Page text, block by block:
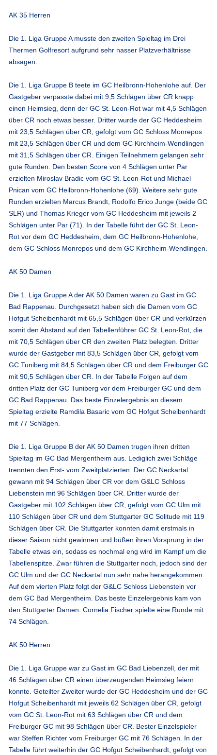
AK 35 Herren
Die 1. Liga Gruppe A musste den zweiten Spieltag im Drei
Thermen Golfresort aufgrund sehr nasser Platzverhältnisse
absagen.
Die 1. Liga Gruppe B teete im GC Heilbronn-Hohenlohe auf. Der
Gastgeber verpasste dabei mit 9,5 Schlägen über CR knapp
einen Heimsieg, denn der GC St. Leon-Rot war mit 4,5 Schlägen
über CR noch etwas besser. Dritter wurde der GC Heddesheim
mit 23,5 Schlägen über CR, gefolgt vom GC Schloss Monrepos
mit 23,5 Schlägen über CR und dem GC Kirchheim-Wendlingen
mit 31,5 Schlägen über CR. Einigen Teilnehmern gelangen sehr
gute Runden. Den besten Score von 4 Schlägen unter Par
erzielten Miroslav Bradic vom GC St. Leon-Rot und Michael
Pnican vom GC Heilbronn-Hohenlohe (69). Weitere sehr gute
Runden erzielten Marcus Brandt, Rodolfo Erico Junge (beide GC
SLR) und Thomas Krieger vom GC Heddesheim mit jeweils 2
Schlägen unter Par (71). In der Tabelle führt der GC St. Leon-
Rot vor dem GC Heddesheim, dem GC Heilbronn-Hohenlohe,
dem GC Schloss Monrepos und dem GC Kirchheim-Wendlingen.
AK 50 Damen
Die 1. Liga Gruppe A der AK 50 Damen waren zu Gast im GC
Bad Rappenau. Durchgesetzt haben sich die Damen vom GC
Hofgut Scheibenhardt mit 65,5 Schlägen über CR und verkürzen
somit den Abstand auf den Tabellenführer GC St. Leon-Rot, die
mit 70,5 Schlägen über CR den zweiten Platz belegten. Dritter
wurde der Gastgeber mit 83,5 Schlägen über CR, gefolgt vom
GC Tuniberg mit 84,5 Schlägen über CR und dem Freiburger GC
mit 90,5 Schlägen über CR. In der Tabelle Folgen auf dem
dritten Platz der GC Tuniberg vor dem Freiburger GC und dem
GC Bad Rappenau. Das beste Einzelergebnis an diesem
Spieltag erzielte Ramdila Basaric vom GC Hofgut Scheibenhardt
mit 77 Schlägen.
Die 1. Liga Gruppe B der AK 50 Damen trugen ihren dritten
Spieltag im GC Bad Mergentheim aus. Lediglich zwei Schläge
trennten den Erst- vom Zweitplatzierten. Der GC Neckartal
gewann mit 94 Schlägen über CR vor dem G&LC Schloss
Liebenstein mit 96 Schlägen über CR. Dritter wurde der
Gastgeber mit 102 Schlägen über CR, gefolgt vom GC Ulm mit
110 Schlägen über CR und dem Stuttgarter GC Solitude mit 119
Schlägen über CR. Die Stuttgarter konnten damit erstmals in
dieser Saison nicht gewinnen und büßen ihren Vorsprung in der
Tabelle etwas ein, sodass es nochmal eng wird im Kampf um die
Tabellenspitze. Zwar führen die Stuttgarter noch, jedoch sind der
GC Ulm und der GC Neckartal nun sehr nahe herangekommen.
Auf dem vierten Platz folgt der G&LC Schloss Liebenstein vor
dem GC Bad Mergentheim. Das beste Einzelergebnis kam von
den Stuttgarter Damen: Cornelia Fischer spielte eine Runde mit
74 Schlägen.
AK 50 Herren
Die 1. Liga Gruppe war zu Gast im GC Bad Liebenzell, der mit
46 Schlägen über CR einen überzeugenden Heimsieg feiern
konnte. Geteilter Zweiter wurde der GC Heddesheim und der GC
Hofgut Scheibenhardt mit jeweils 62 Schlägen über CR, gefolgt
vom GC St. Leon-Rot mit 63 Schlägen über CR und dem
Freiburger GC mit 98 Schlägen über CR. Bester Einzelspieler
war Steffen Richter vom Freiburger GC mit 76 Schlägen. In der
Tabelle führt weiterhin der GC Hofgut Scheibenhardt, gefolgt von